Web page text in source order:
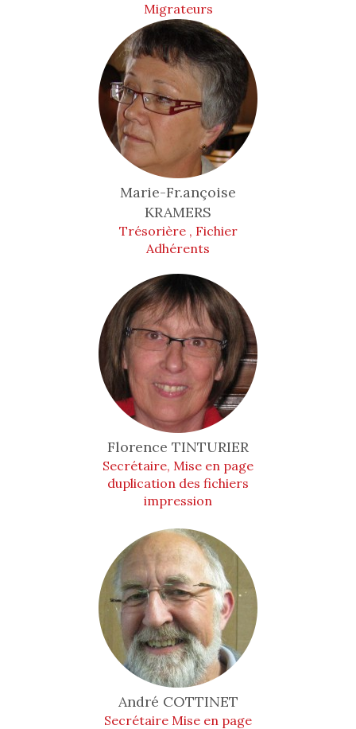
Migrateurs
Marie-Fr.ançoise
KRAMERS
Trésorière , Fichier
Adhérents
Florence TINTURIER
Secrétaire, Mise en page
duplication des fichiers
impression
André COTTINET
Secrétaire Mise en page